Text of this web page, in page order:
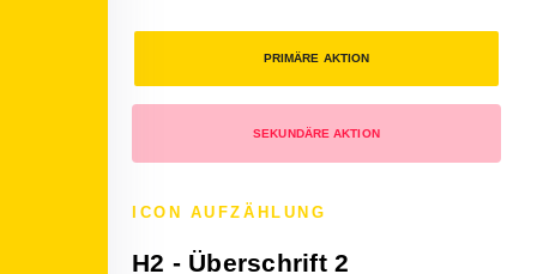
PRIMÄRE AKTION
SEKUNDÄRE AKTION
ICON AUFZÄHLUNG
H2 - Überschrift 2